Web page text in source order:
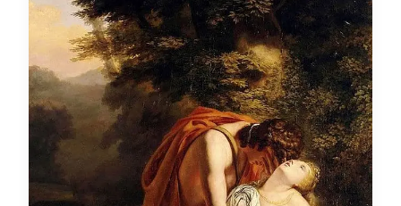
BON攝影
BON插畫
BON旅行
節慶長笛樂團